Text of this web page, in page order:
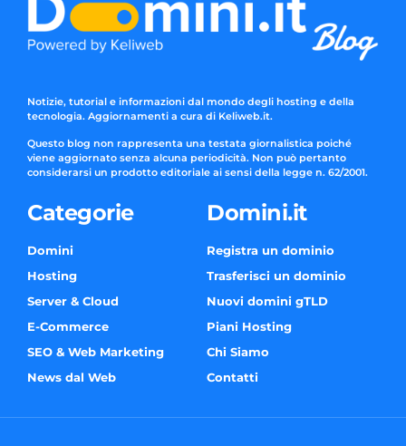
Notizie, tutorial e informazioni dal mondo degli hosting e della
tecnologia. Aggiornamenti a cura di Keliweb.it.
Questo blog non rappresenta una testata giornalistica poiché
viene aggiornato senza alcuna periodicità. Non può pertanto
considerarsi un prodotto editoriale ai sensi della legge n. 62/2001.
Categorie
Domini
Hosting
Server & Cloud
E-Commerce
SEO & Web Marketing
News dal Web
Domini.it
Registra un dominio
Trasferisci un dominio
Nuovi domini gTLD
Piani Hosting
Chi Siamo
Contatti